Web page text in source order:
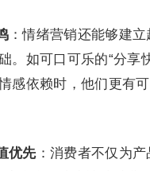
：情绪营销还能够建
。如可口可乐的“分享
感依赖时，他们更有
优先：消费者不仅为